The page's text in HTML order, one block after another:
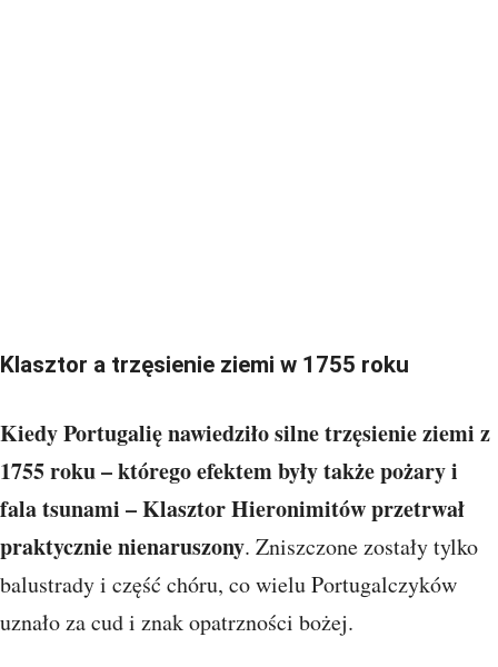
Klasztor a trzęsienie ziemi w 1755 roku
Kiedy Portugalię nawiedziło silne trzęsienie ziemi z
1755 roku – którego efektem były także pożary i
fala tsunami – Klasztor Hieronimitów przetrwał
praktycznie nienaruszony. Zniszczone zostały tylko
balustrady i część chóru, co wielu Portugalczyków
uznało za cud i znak opatrzności bożej.